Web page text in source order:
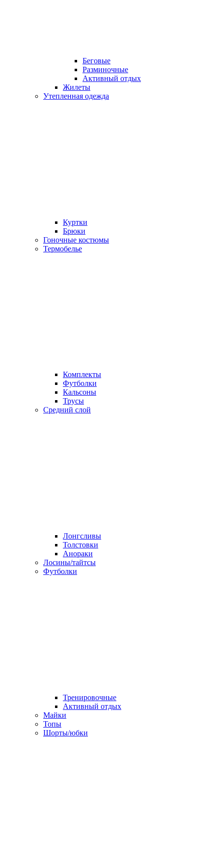
Беговые
Разминочные
Активный отдых
Жилеты
Утепленная одежда
Куртки
Брюки
Гоночные костюмы
Термобелье
Комплекты
Футболки
Кальсоны
Трусы
Средний слой
Лонгсливы
Толстовки
Анораки
Лосины/тайтсы
Футболки
Тренировочные
Активный отдых
Майки
Топы
Шорты/юбки